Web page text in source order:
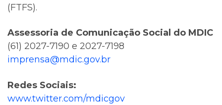
(FTFS).
Assessoria de Comunicação Social do MDIC
(61) 2027-7190 e 2027-7198
imprensa@mdic.gov.br
Redes Sociais:
www.twitter.com/mdicgov